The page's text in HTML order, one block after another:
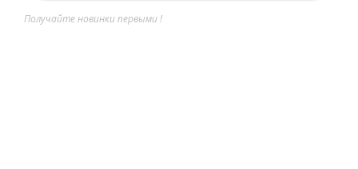
Получайте новинки первыми !